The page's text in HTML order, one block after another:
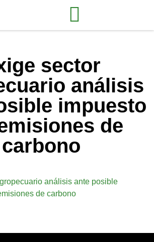
sector
análisis
impuesto
de
carbono
análisis ante posible
de carbono